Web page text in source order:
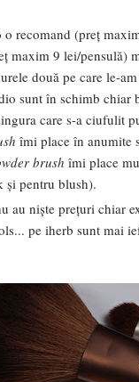
o recomand (preț
maxim 9 lei/pensulă)
două pe care le-
sunt în schimb
care s-a ciufulit
îmi place în anumite
brush îmi place
și pentru blush).
au niște prețuri chiar
pe iherb sunt mai